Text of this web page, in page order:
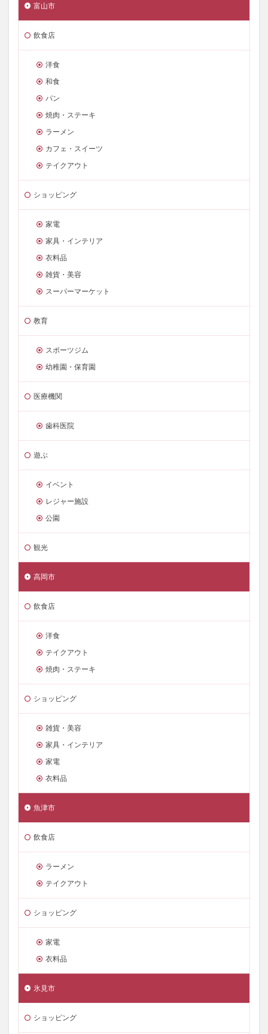
富山市
飲食店
洋食
和食
パン
焼肉・ステーキ
ラーメン
カフェ・スイーツ
テイクアウト
ショッピング
家電
家具・インテリア
衣料品
雑貨・美容
スーパーマーケット
教育
スポーツジム
幼稚園・保育園
医療機関
歯科医院
遊ぶ
イベント
レジャー施設
公園
観光
高岡市
飲食店
洋食
テイクアウト
焼肉・ステーキ
ショッピング
雑貨・美容
家具・インテリア
家電
衣料品
魚津市
飲食店
ラーメン
テイクアウト
ショッピング
家電
衣料品
氷見市
ショッピング